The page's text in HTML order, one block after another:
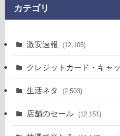
カテゴリ
激安速報 (12,105)
クレジットカード・キャ
生活ネタ (2,503)
店舗のセール (12,151)